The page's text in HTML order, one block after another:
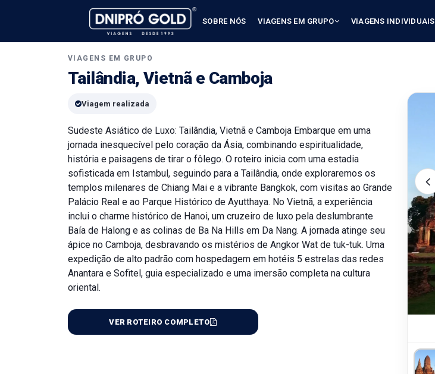
SOBRE NÓS VIAGENS EM GRUPO VIAGENS INDIVIDUAIS
VIAGENS EM GRUPO
Tailândia, Vietnã e Camboja
Viagem realizada
Sudeste Asiático de Luxo: Tailândia, Vietnã e Camboja Embarque em uma
jornada inesquecível pelo coração da Ásia, combinando espiritualidade,
história e paisagens de tirar o fôlego. O roteiro inicia com uma estadia
sofisticada em Istambul, seguindo para a Tailândia, onde exploraremos os
templos milenares de Chiang Mai e a vibrante Bangkok, com visitas ao Grande
Palácio Real e ao Parque Histórico de Ayutthaya. No Vietnã, a experiência
inclui o charme histórico de Hanoi, um cruzeiro de luxo pela deslumbrante
Baía de Halong e as colinas de Ba Na Hills em Da Nang. A jornada atinge seu
ápice no Camboja, desbravando os mistérios de Angkor Wat de tuk-tuk. Uma
expedição de alto padrão com hospedagem em hotéis 5 estrelas das redes
Anantara e Sofitel, guia especializado e uma imersão completa na cultura
oriental.
VER ROTEIRO COMPLETO